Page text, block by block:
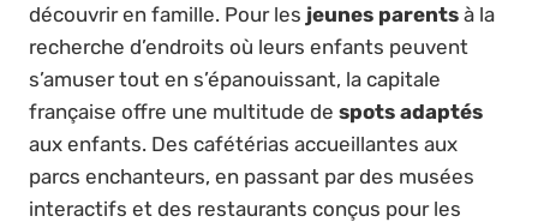
découvrir en famille. Pour les jeunes parents à la
recherche d’endroits où leurs enfants peuvent
s’amuser tout en s’épanouissant, la capitale
française offre une multitude de spots adaptés
aux enfants. Des cafétérias accueillantes aux
parcs enchanteurs, en passant par des musées
interactifs et des restaurants conçus pour les